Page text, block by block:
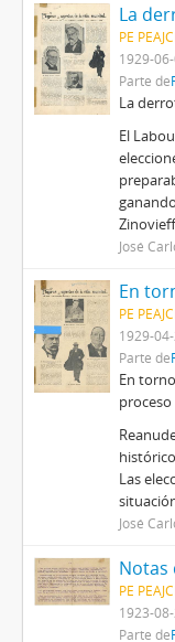
PE
1929-
Parte de
La
El
José
PE
1929-
Parte de
En
Las
José
Notas
PE
1923-
Parte de